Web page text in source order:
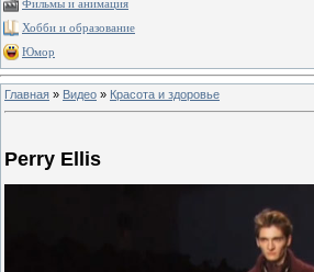
Фильмы и анимация
Хобби и образование
Юмор
Главная » Видео » Красота и здоровье
Perry Ellis